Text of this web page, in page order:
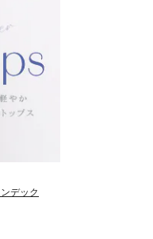
デック